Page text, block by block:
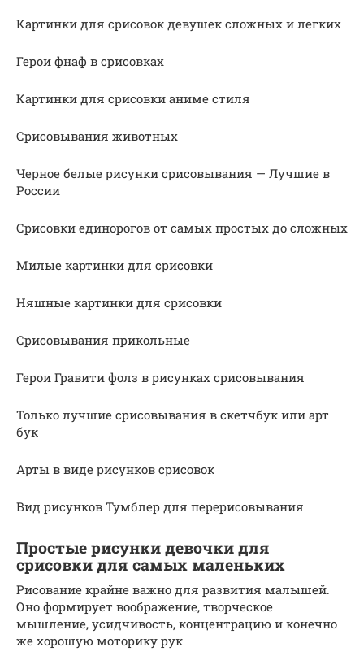
Картинки для срисовок девушек сложных и легких
Герои фнаф в срисовках
Картинки для срисовки аниме стиля
Срисовывания животных
Черное белые рисунки срисовывания — Лучшие в
России
Срисовки единорогов от самых простых до сложных
Милые картинки для срисовки
Няшные картинки для срисовки
Срисовывания прикольные
Герои Гравити фолз в рисунках срисовывания
Только лучшие срисовывания в скетчбук или арт
бук
Арты в виде рисунков срисовок
Вид рисунков Тумблер для перерисовывания
Простые рисунки девочки для
срисовки для самых маленьких
Рисование крайне важно для развития малышей.
Оно формирует воображение, творческое
мышление, усидчивость, концентрацию и конечно
же хорошую моторику рук